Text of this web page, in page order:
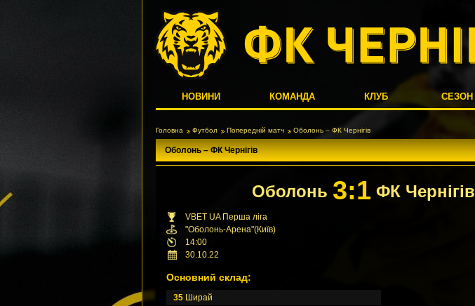
НОВИНИ КОМАНДА КЛУБ СЕЗОН
Головна Футбол Попередній матч Оболонь – ФК Чернігів
Оболонь – ФК Чернігів
Оболонь 3:1 ФК Чернігів
VBET UA Перша ліга
"Оболонь-Арена"(Київ)
14:00
30.10.22
Основний склад:
35 Ширай